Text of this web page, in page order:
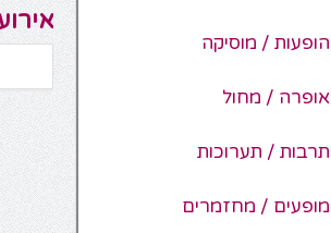
הופעות / מוסיקה
אופרה / מחול
תרבות / תערוכות
מופעים / מחזמרים